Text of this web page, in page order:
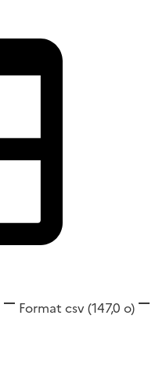
Format csv(147,0 o)